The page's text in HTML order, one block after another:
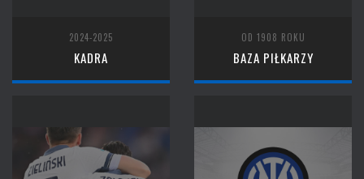
2024-2025
KADRA
OD 1908 ROKU
BAZA PIŁKARZY